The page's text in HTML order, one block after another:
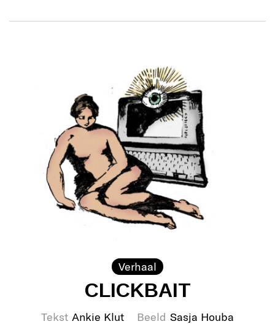
Verhaal
CLICKBAIT
Tekst Ankie Klut Beeld Sasja Houba